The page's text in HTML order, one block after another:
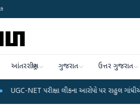
આંતરરાષ્ટ્રીય ગુજરાત ઉત્તર ગુજરાત
લીકના આરોપો પર રાહુલ ગાંધીએ કેન્દ્ર પર પ્રહાર